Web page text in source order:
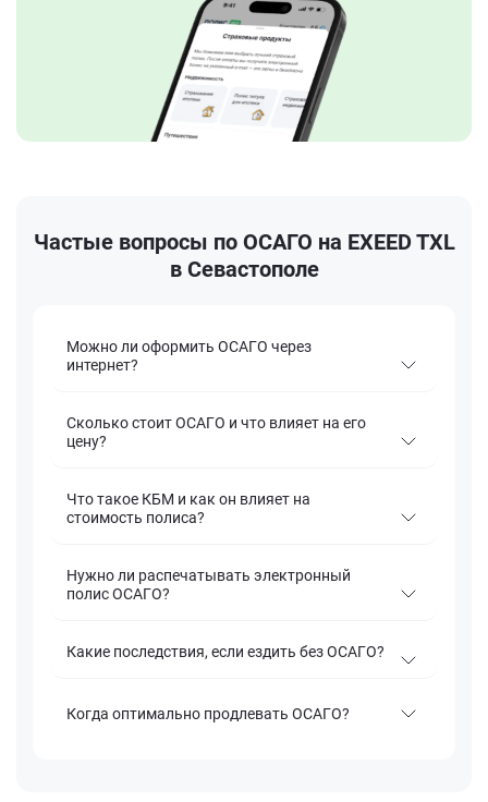
Частые вопросы по ОСАГО на EXEED TXL
в Севастополе
Можно ли оформить ОСАГО через
интернет?
Сколько стоит ОСАГО и что влияет на его
цену?
Что такое КБМ и как он влияет на
стоимость полиса?
Нужно ли распечатывать электронный
полис ОСАГО?
Какие последствия, если ездить без ОСАГО?
Когда оптимально продлевать ОСАГО?